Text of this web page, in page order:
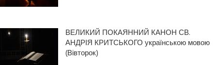
ВЕЛИКИЙ ПОКАЯННИЙ КАНОН СВ.
АНДРІЯ КРИТСЬКОГО українською мовою
(Вівторок)